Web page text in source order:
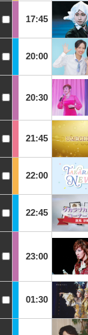
17:45
20:00
20:30
21:45
22:00
22:45
23:00
01:30